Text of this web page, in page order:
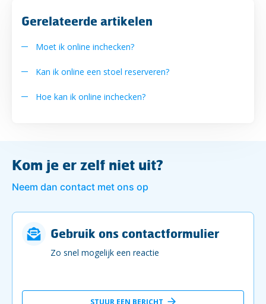
Gerelateerde artikelen
Moet ik online inchecken?
Kan ik online een stoel reserveren?
Hoe kan ik online inchecken?
Kom je er zelf niet uit?
Neem dan contact met ons op
Gebruik ons contactformulier
Zo snel mogelijk een reactie
STUUR EEN BERICHT